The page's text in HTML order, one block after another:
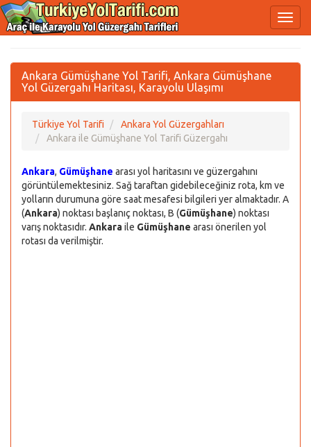
Ankara Gümüşhane Yol Tarifi, Ankara Gümüşhane
Yol Güzergahı Haritası, Karayolu Ulaşımı
Türkiye Yol Tarifi
Ankara Yol Güzergahları
Ankara ile Gümüşhane Yol Tarifi Güzergahı
Ankara, Gümüşhane arası yol haritasını ve güzergahını
görüntülemektesiniz. Sağ taraftan gidebileceğiniz rota, km ve
yolların durumuna göre saat mesafesi bilgileri yer almaktadır. A
(Ankara) noktası başlanıç noktası, B (Gümüşhane) noktası
varış noktasıdır. Ankaraile Gümüşhane arası önerilen yol
rotası da verilmiştir.